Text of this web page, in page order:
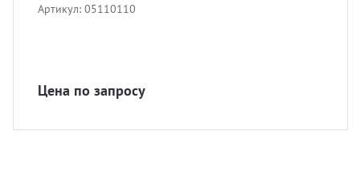
Артикул: 05110110
Цена по запросу